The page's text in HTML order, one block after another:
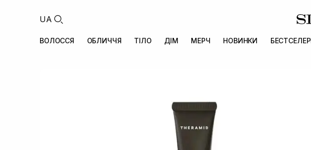
UA
ВОЛОССЯ ОБЛИЧЧЯ ТІЛО ДІМ МЕРЧ НОВИНКИ